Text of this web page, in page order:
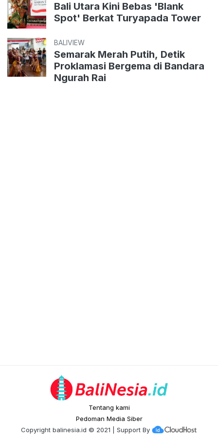
Bali Utara Kini Bebas 'Blank
Spot' Berkat Turyapada Tower
BALIVIEW
Semarak Merah Putih, Detik
Proklamasi Bergema di Bandara
Ngurah Rai
Tentang kami
Pedoman Media Siber
Copyright balinesia.id © 2021 | Support By